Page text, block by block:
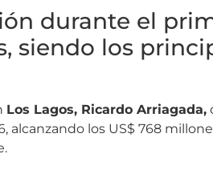
durante el
siendo los
Los Lagos, Ricardo Arriagada,
alcanzando los US$ 768